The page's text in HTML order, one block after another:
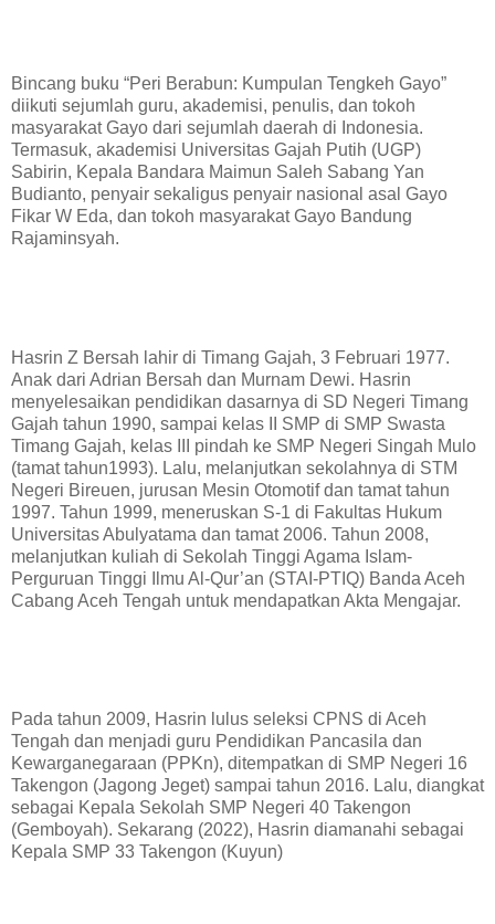
Bincang buku “Peri Berabun: Kumpulan Tengkeh Gayo”
diikuti sejumlah guru, akademisi, penulis, dan tokoh
masyarakat Gayo dari sejumlah daerah di Indonesia.
Termasuk, akademisi Universitas Gajah Putih (UGP)
Sabirin, Kepala Bandara Maimun Saleh Sabang Yan
Budianto, penyair sekaligus penyair nasional asal Gayo
Fikar W Eda, dan tokoh masyarakat Gayo Bandung
Rajaminsyah.
Hasrin Z Bersah lahir di Timang Gajah, 3 Februari 1977.
Anak dari Adrian Bersah dan Murnam Dewi. Hasrin
menyelesaikan pendidikan dasarnya di SD Negeri Timang
Gajah tahun 1990, sampai kelas II SMP di SMP Swasta
Timang Gajah, kelas III pindah ke SMP Negeri Singah Mulo
(tamat tahun1993). Lalu, melanjutkan sekolahnya di STM
Negeri Bireuen, jurusan Mesin Otomotif dan tamat tahun
1997. Tahun 1999, meneruskan S-1 di Fakultas Hukum
Universitas Abulyatama dan tamat 2006. Tahun 2008,
melanjutkan kuliah di Sekolah Tinggi Agama Islam-
Perguruan Tinggi Ilmu Al-Qur’an (STAI-PTIQ) Banda Aceh
Cabang Aceh Tengah untuk mendapatkan Akta Mengajar.
Pada tahun 2009, Hasrin lulus seleksi CPNS di Aceh
Tengah dan menjadi guru Pendidikan Pancasila dan
Kewarganegaraan (PPKn), ditempatkan di SMP Negeri 16
Takengon (Jagong Jeget) sampai tahun 2016. Lalu, diangkat
sebagai Kepala Sekolah SMP Negeri 40 Takengon
(Gemboyah). Sekarang (2022), Hasrin diamanahi sebagai
Kepala SMP 33 Takengon (Kuyun)